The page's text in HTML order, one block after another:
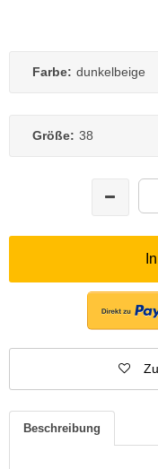
Farbe: dunkelbeige
Größe: 38
Beschreibung